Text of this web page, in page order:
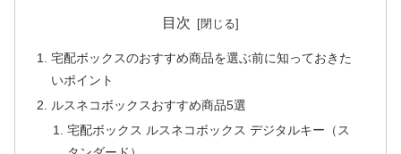
目次
宅配ボックスのおすすめ商品を選ぶ前に知っておきた
いポイント
ルスネコボックスおすすめ商品5選
宅配ボックス ルスネコボックス デジタルキー（ス